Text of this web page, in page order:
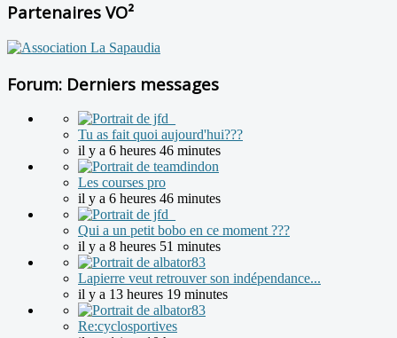
Partenaires VO²
Forum: Derniers messages
Tu as fait quoi aujourd'hui???
il y a 6 heures 46 minutes
Les courses pro
il y a 6 heures 46 minutes
Qui a un petit bobo en ce moment ???
il y a 8 heures 51 minutes
Lapierre veut retrouver son indépendance...
il y a 13 heures 19 minutes
Re:cyclosportives